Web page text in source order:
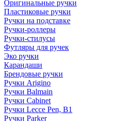
Оригинальные ручки
Пластиковые ручки
Ручки на подставке
Ручки-роллеры
Ручки-стилусы
Футляры для ручек
Эко ручки
Карандаши
Брендовые ручки
Ручки Arigino
Ручки Balmain
Ручки Cabinet
Ручки Lecce Pen, B1
Ручки Parker